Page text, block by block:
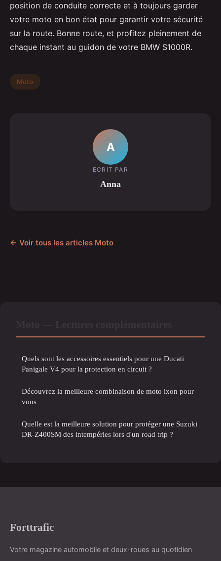
position de conduite correcte et à toujours garder
votre moto en bon état pour garantir votre sécurité
sur la route. Bonne route, et profitez pleinement de
chaque instant au guidon de votre BMW S1000R.
Moto
A
ECRIT PAR
Anna
← Voir tous les articles Moto
Quels sont les accessoires essentiels pour une Ducati
Panigale V4 pour la protection en circuit ?
Découvrez la meilleure combinaison de moto ixon pour
vous
Quelle est la meilleure solution pour protéger une Suzuki
DR-Z400SM des intempéries lors d'un road trip ?
Forttrafic
Votre magazine automobile et deux-roues au quotidien